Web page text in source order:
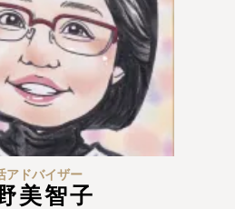
ド ご成婚までの流れ
プラチナ倶楽部
アドバイザー
美智子